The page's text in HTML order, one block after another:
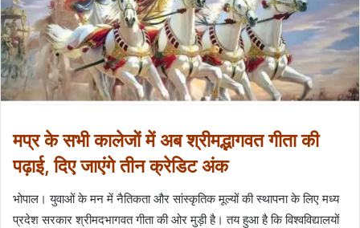
मप्र के सभी कालेजों में अब श्रीमद्भागवत गीता की
पढ़ाई, दिए जाएंगे तीन क्रेडिट अंक
भोपाल। युवाओं के मन में नैतिकता और सांस्कृतिक मूल्यों की स्थापना के लिए मध्य
प्रदेश सरकार श्रीमदभागवत गीता की ओर मुड़ी है। तय हुआ है कि विश्वविद्यालयों